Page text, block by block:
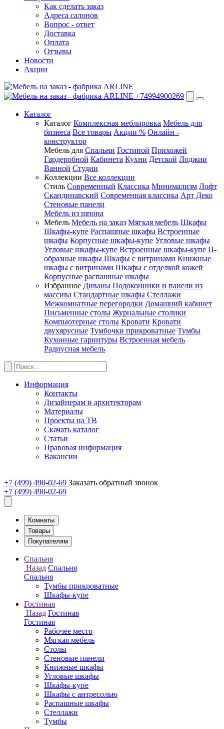
Как сделать заказ
Адреса салонов
Вопрос - ответ
Доставка
Оплата
Отзывы
Новости
Акции
+74994900269
Каталог
Каталог Комплексная меблировка Мебель для
бизнеса Все товары Акции % Онлайн -
конструктор
Мебель для Спальни Гостиной Прихожей
Гардеробной Кабинета Кухни Детской Лоджии
Ванной Студии
Коллекции Все коллекции
Стиль Современный Классика Минимализм Лофт
Скандинавский Современная классика Арт Деко
Стеновые панели
Мебель из шпона
Мебель Мебель на заказ Мягкая мебель Шкафы
Шкафы-купе Распашные шкафы Встроенные
шкафы Корпусные шкафы-купе Угловые шкафы
Угловые шкафы-купе Встроенные шкафы-купе П-
образные шкафы Шкафы с витринами Книжные
шкафы с витринами Шкафы c отделкой кожей
Корпусные распашные шкафы
Избранное Диваны Подоконники и панели из
массива Стандартные шкафы Стеллажи
Межкомнатные перегородки Домашний кабинет
Письменные столы Журнальные столики
Компьютерные столы Кровати Кровати
двухярусные Тумбочки прикроватные Тумбы
Кухонные гарнитуры Встроенная мебель
Радиусная мебель
Информация
Контакты
Дизайнерам и архитекторам
Материалы
Проекты на ТВ
Скачать каталог
Статьи
Правовая информация
Вакансии
+7 (499) 490-02-69 Заказать обратный звонок
+7 (499) 490-02-69